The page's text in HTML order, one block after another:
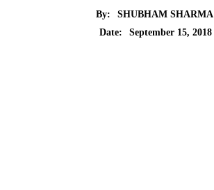
By:
SHUBHAM SHARMA
Date:
September 15, 2018